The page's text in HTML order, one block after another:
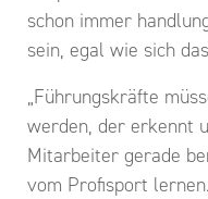
schon immer
sein, egal wie sich
„Führungskräfte
werden, der erkennt
Mitarbeiter gerade
vom Profisport